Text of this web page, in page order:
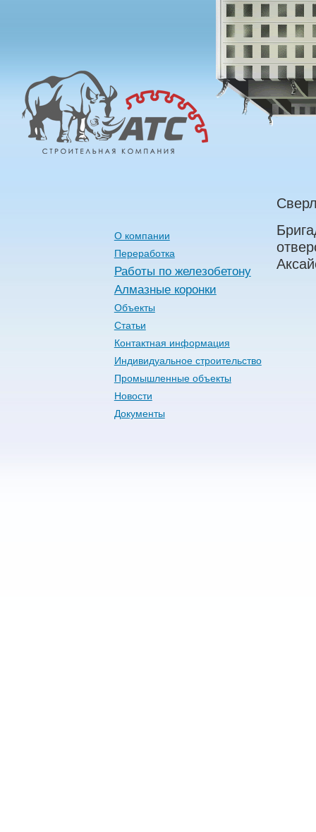
О компании
Переработка
Работы по железобетону
Алмазные коронки
Объекты
Статьи
Контактная информация
Индивидуальное строительство
Промышленные объекты
Новости
Документы